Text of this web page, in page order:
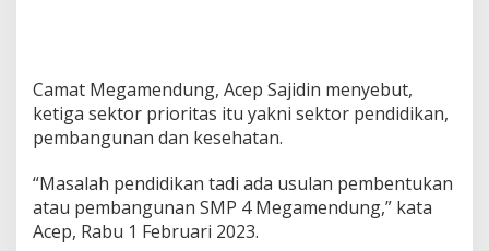
Camat Megamendung, Acep Sajidin menyebut,
ketiga sektor prioritas itu yakni sektor pendidikan,
pembangunan dan kesehatan.
“Masalah pendidikan tadi ada usulan pembentukan
atau pembangunan SMP 4 Megamendung,” kata
Acep, Rabu 1 Februari 2023.